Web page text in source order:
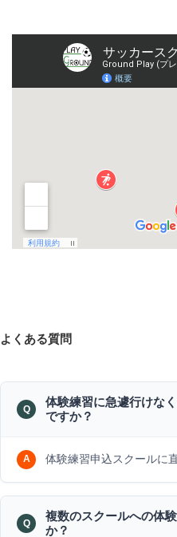
よくある質問
体験練習に急遽行けな
ですか？
体験練習申込スクールに
複数のスクールへの体
か？